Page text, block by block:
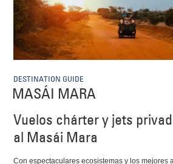
DESTINATION GUIDE
MASÁI MARA
Vuelos chárter y jets
al Masái Mara
Con espectaculares ecosistemas y los mejores